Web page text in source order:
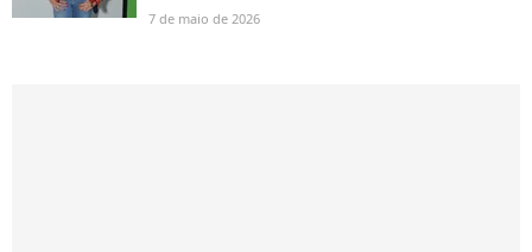
7 de maio de 2026